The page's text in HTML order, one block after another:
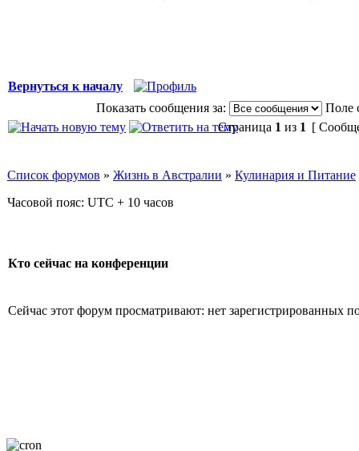
Вернуться к началу
Показать сообщения за:
Поле
Страница 1 из 1 [
Список форумов » Жизнь в Австралии » Кулинария и Питание
Часовой пояс: UTC + 10 часов
Кто сейчас на конференции
Сейчас этот форум просматривают: нет зарегистрированных